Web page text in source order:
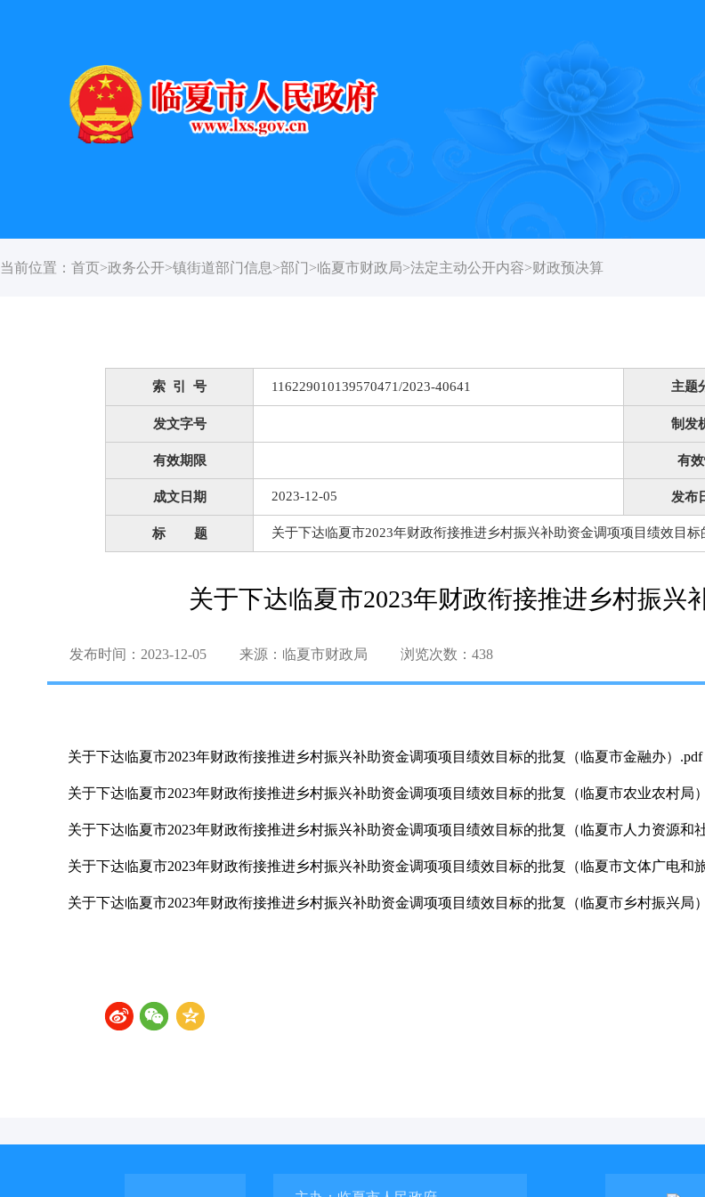
当前位置： 首页>政务公开>镇街道部门信息>部门>临夏市财政局>法定主动公开内容>财政预决算
索 引 号 116229010139570471/2023-40641 主题
发文字号 制发
有效期限 有
成文日期 2023-12-05 发布
标 题 关于下达临夏市2023年财政衔接推进乡村振兴补助资金调项项目绩效目标
关于下达临夏市2023年财政衔接推进乡村振兴
发布时间：2023-12-05 来源：临夏市财政局 浏览次数： 438
关于下达临夏市2023年财政衔接推进乡村振兴补助资金调项项目绩效目标的批复（临夏市金融办）.pdf
关于下达临夏市2023年财政衔接推进乡村振兴补助资金调项项目绩效目标的批复（临夏市农业农村局
关于下达临夏市2023年财政衔接推进乡村振兴补助资金调项项目绩效目标的批复（临夏市人力资源和
关于下达临夏市2023年财政衔接推进乡村振兴补助资金调项项目绩效目标的批复（临夏市文体广电和
关于下达临夏市2023年财政衔接推进乡村振兴补助资金调项项目绩效目标的批复（临夏市乡村振兴局